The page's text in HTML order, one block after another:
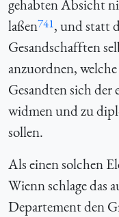
gehabten Absicht
laßen741, und statt
Gesandschafften
anzuordnen,
Gesandten sich
widmen und zu
sollen.
Als einen solchen
Wienn schlage das
Departement den